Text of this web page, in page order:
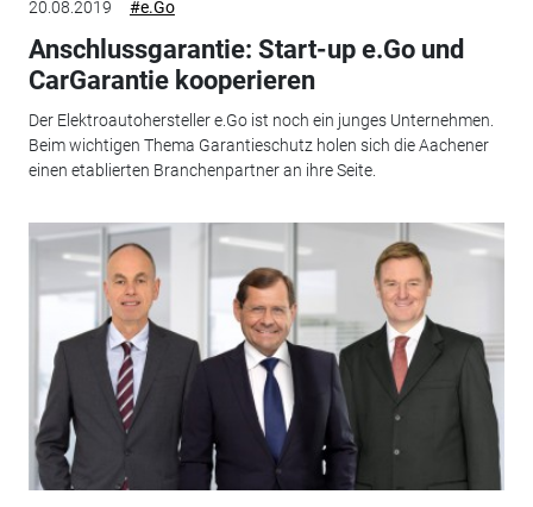
20.08.2019 #e.Go
Anschlussgarantie: Start-up e.Go und
CarGarantie kooperieren
Der Elektroautohersteller e.Go ist noch ein junges Unternehmen.
Beim wichtigen Thema Garantieschutz holen sich die Aachener
einen etablierten Branchenpartner an ihre Seite.